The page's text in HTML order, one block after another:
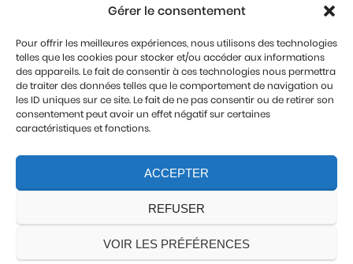
Gérer le consentement
Pour offrir les meilleures expériences, nous utilisons des technologies
telles que les cookies pour stocker et/ou accéder aux informations
des appareils. Le fait de consentir à ces technologies nous permettra
de traiter des données telles que le comportement de navigation ou
les ID uniques sur ce site. Le fait de ne pas consentir ou de retirer son
consentement peut avoir un effet négatif sur certaines
caractéristiques et fonctions.
ACCEPTER
REFUSER
VOIR LES PRÉFÉRENCES
Où sommes-nous ?
Contact
Mentions légales
Protection de vos données personnelles
Nous suivre